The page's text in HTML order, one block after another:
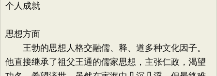
个人成就
思想方面
王勃的思想人格交融儒、释、道多种文化因子。
他直接继承了祖父王通的儒家思想，主张仁政，渴望